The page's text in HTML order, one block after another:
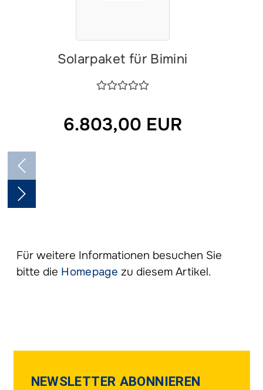
Solarpaket für Bimini
6.803,00 EUR
Für weitere Informationen besuchen Sie
bitte die Homepage zu diesem Artikel.
NEWSLETTER ABONNIEREN